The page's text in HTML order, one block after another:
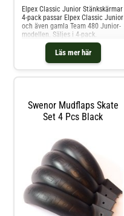
Läs mer här
Elpex Classic Junior Stänkskärmar
4-pack passar Elpex Classic Junior
och även gamla Team 480 Junior-
modellen. Säljes i 4-pack.
Swenor Mudflaps Skate
Set 4 Pcs Black